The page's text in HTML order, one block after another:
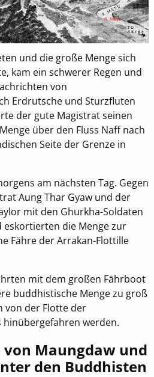
und die große Menge sich
kam ein schwerer Regen und
von
Erdrutsche und Sturzfluten
der gute Magistrat seinen
über den Fluss Naff nach
Seite der Grenze in
am nächsten Tag. Gegen
Aung Thar Gyaw und der
mit den Ghurkha-Soldaten
die Menge zur
Fähre der Arrakan-Flottille
mit dem großen Fährboot
buddhistische Menge zu groß
von der Flotte der
hinübergefahren werden.
Maungdaw und
den Buddhisten